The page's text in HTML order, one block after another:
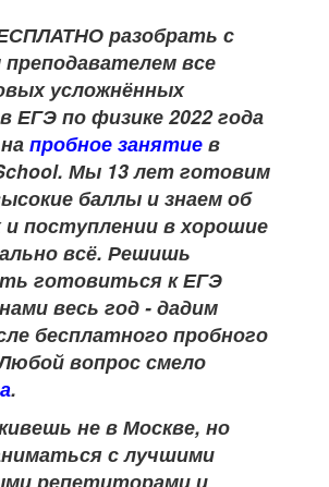
разобрать с
все
усложнённых
ЕГЭ по физике 2022 года
пробное занятие в
Мы 13 лет готовим
баллы и знаем об
и поступлении в хорошие
всё. Решишь
готовиться к ЕГЭ
весь год - дадим
бесплатного пробного
вопрос смело
.
не в Москве, но
с лучшими
репетиторами и